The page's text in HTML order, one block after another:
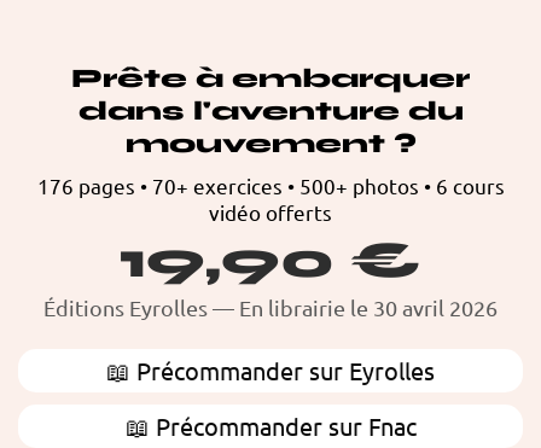
Prête à embarquer
dans l'aventure du
mouvement ?
176 pages • 70+ exercices • 500+ photos • 6 cours
vidéo offerts
19,90 €
Éditions Eyrolles — En librairie le 30 avril 2026
📖 Précommander sur Eyrolles
📖 Précommander sur Fnac